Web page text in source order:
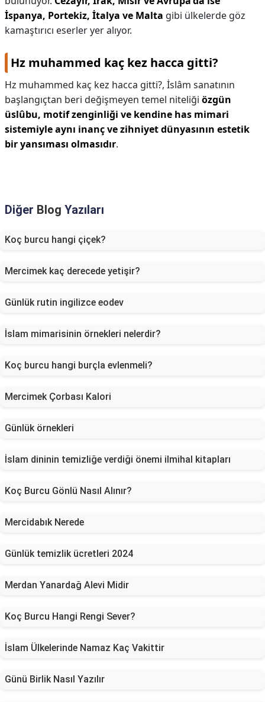
İspanya, Portekiz, İtalya ve Malta gibi ülkelerde göz
kamaştırıcı eserler yer alıyor.
Hz muhammed kaç kez hacca gitti?
Hz muhammed kaç kez hacca gitti?, İslâm sanatının
başlangıçtan beri değişmeyen temel niteliği özgün
üslûbu, motif zenginliği ve kendine has mimari
sistemiyle aynı inanç ve zihniyet dünyasının estetik
bir yansıması olmasıdır.
Diğer Blog Yazıları
Koç burcu hangi çiçek?
Mercimek kaç derecede yetişir?
Günlük rutin ingilizce eodev
İslam mimarisinin örnekleri nelerdir?
Koç burcu hangi burçla evlenmeli?
Mercimek Çorbası Kalori
Günlük örnekleri
İslam dininin temizliğe verdiği önemi ilmihal kitapları
Koç Burcu Gönlü Nasıl Alınır?
Mercidabık Nerede
Günlük temizlik ücretleri 2024
Merdan Yanardağ Alevi Midir
Koç Burcu Hangi Rengi Sever?
İslam Ülkelerinde Namaz Kaç Vakittir
Günü Birlik Nasıl Yazılır